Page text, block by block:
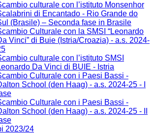
culturale con l’istituto Monsenhor
di Encantado - Rio Grande do
(Brasile) – Seconda fase in Brasile
Culturale con la SMSI “Leonardo
Vinci” di Buie (Istria/Croazia) - a.s. 2024-
culturale con l’istituto SMSI
Da Vinci di BUIE - Istria
Culturale con i Paesi Bassi -
School (den Haag) - a.s. 2024-25 - I
Culturale con i Paesi Bassi -
School (den Haag) - a.s. 2024-25 - II
2023/24